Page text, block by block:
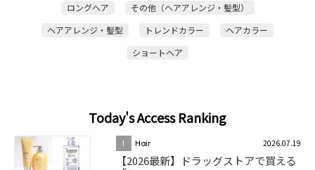
ロングヘア
その他（ヘアアレンジ・髪型）
ヘアアレンジ・髪型
トレンドカラー
ヘアカラー
ショートヘア
Today's Access Ranking
1 Hair 2026.07.19
【2026最新】ドラッグストアで買える